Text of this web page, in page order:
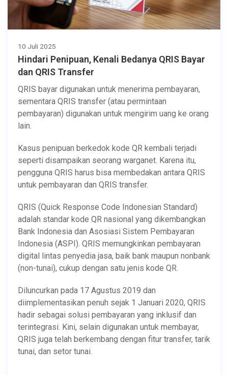
10 Juli 2025
Hindari Penipuan, Kenali Bedanya QRIS Bayar
dan QRIS Transfer
QRIS bayar digunakan untuk menerima pembayaran,
sementara QRIS transfer (atau permintaan
pembayaran) digunakan untuk mengirim uang ke orang
lain.
Kasus penipuan berkedok kode QR kembali terjadi
seperti disampaikan seorang warganet. Karena itu,
pengguna QRIS harus bisa membedakan antara QRIS
untuk pembayaran dan QRIS transfer.
QRIS (Quick Response Code Indonesian Standard)
adalah standar kode QR nasional yang dikembangkan
Bank Indonesia dan Asosiasi Sistem Pembayaran
Indonesia (ASPI). QRIS memungkinkan pembayaran
digital lintas penyedia jasa, baik bank maupun nonbank
(non-tunai), cukup dengan satu jenis kode QR.
Diluncurkan pada 17 Agustus 2019 dan
diimplementasikan penuh sejak 1 Januari 2020, QRIS
hadir sebagai solusi pembayaran yang inklusif dan
terintegrasi. Kini, selain digunakan untuk membayar,
QRIS juga telah berkembang dengan fitur transfer, tarik
tunai, dan setor tunai.